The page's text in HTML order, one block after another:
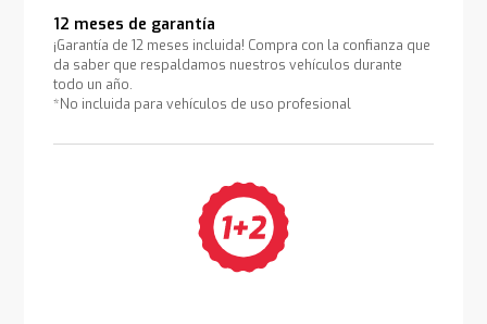
12 meses de garantía
¡Garantía de 12 meses incluida! Compra con la confianza que
da saber que respaldamos nuestros vehículos durante
todo un año.
*No incluida para vehículos de uso profesional